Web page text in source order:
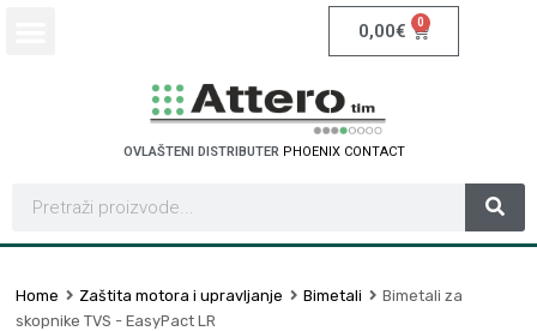
0,00€ 0
OVLAŠTENI DISTRIBUTER SCHNEIDE R ELECT
C T
Home Zaštita motora i upravljanje Bimetali
Bimetali za
skopnike TVS - EasyPact LR